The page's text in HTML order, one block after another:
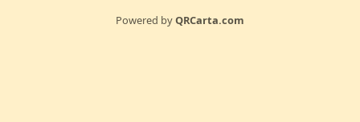
Powered byQRCarta.com